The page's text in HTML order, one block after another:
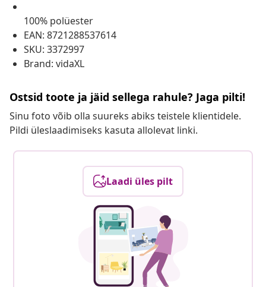
100% polüester
EAN: 8721288537614
SKU: 3372997
Brand: vidaXL
Ostsid toote ja jäid sellega rahule? Jaga pilti!
Sinu foto võib olla suureks abiks teistele klientidele.
Pildi üleslaadimiseks kasuta allolevat linki.
Laadi üles pilt